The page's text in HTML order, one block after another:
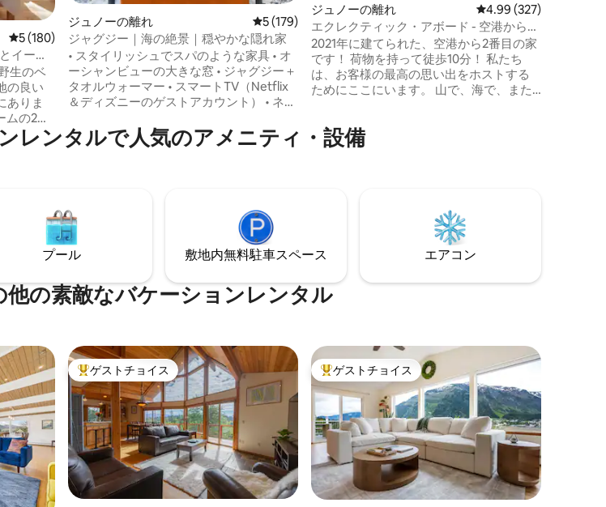
レビュー180件、5つ星中5つ星の平均評価
5 (180)
イーグ
生のベ
の良い
ありま
の2ベ
魅力的
のこと
家
環境
囲気
ウッドの
ジュノーの離れ レビュー179件、5つ星中5つ星の平均評価
5 (179)
ジャグジー｜海の絶景｜穏やかな隠れ家
• スタイリッシュでスパのような家具 • オ
ーシャンビューの大きな窓 • ジャグジー＋
タオルウォーマー • スマートTV（Netflix
＆ディズニーのゲストアカウント） • ネス
レスネックマッサージャー • 海まで徒歩
0.5マイル •仕事用スペースと高速Wi-Fi •
たいカップル、働くプロフェッショナ
ル、医療旅行者、一人旅のゲストに最適
です。
ジュノーの離れ レビュー327件、5つ
4.99 (327)
エクレクティック・アボード - 空港から2
番目の家です！
2021年に建てられた、空港から2番目の家
です！ 荷物を持って徒歩10分！ 私たち
は、お客様の最高の思い出をホストする
ためにここにいます。 山で、海で、また
い！ 細部にまでこだわった冒険好きに最
適です。 無料駐車場、Wi-Fi、ストリーミ
屋は敷地内のメインの家の裏にありま
す。 左の私道を下っていただけます:)
レンタルで人気のアメニティ・設備
プール 敷地内無料駐⁠車ス⁠ペ⁠ー⁠ス エアコン
の素敵なバケーションレンタル
大好評のゲストチョイスです。
ゲストチョイス 大好評のゲストチョイスです。
ゲストチョイス